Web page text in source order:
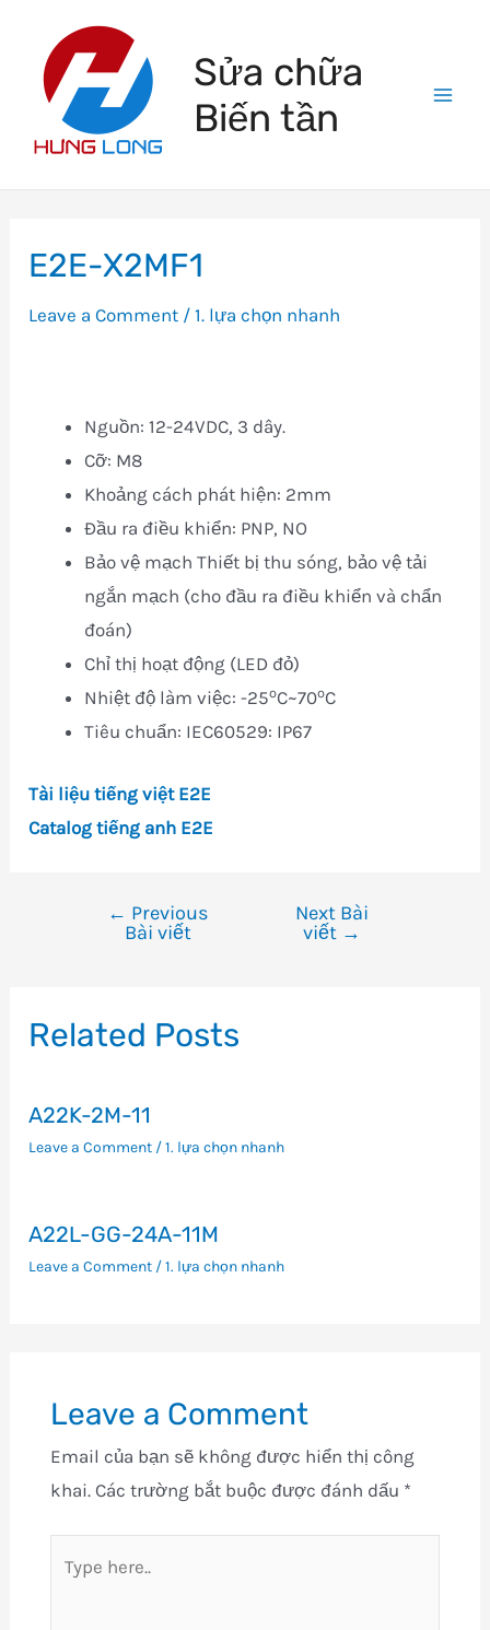
content
Sửa chữa
Biến tần
E2E-X2MF1
Leave a Comment /1. lựa chọn nhanh
Nguồn: 12-24VDC, 3 dây.
Cỡ: M8
Khoảng cách phát hiện: 2mm
Đầu ra điều khiển: PNP, NO
Bảo vệ mạch Thiết bị thu sóng, bảo vệ tải
ngắn mạch (cho đầu ra điều khiển và chẩn
đoán)
Chỉ thị hoạt động (LED đỏ)
Nhiệt độ làm việc: -25oC~70oC
Tiêu chuẩn: IEC60529: IP67
Tài liệu tiếng việt E2E
Catalog tiếng anh E2E
viết
← Previous
Bài viết
Next Bài
viết →
Related Posts
A22K-2M-11
Leave a Comment /1. lựa chọn nhanh
A22L-GG-24A-11M
Leave a Comment /1. lựa chọn nhanh
Leave a Comment
Email của bạn sẽ không được hiển thị công
khai. Các trường bắt buộc được đánh dấu *
here..